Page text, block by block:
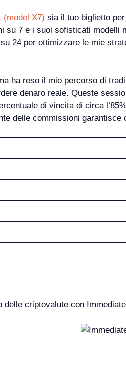
(model X7) sia il tuo biglietto
su 7 e i suoi sofisticati
24 per ottimizzare le mie
ha reso il mio percorso di
denaro reale. Queste
di vincita di circa
delle commissioni
delle criptovalute con